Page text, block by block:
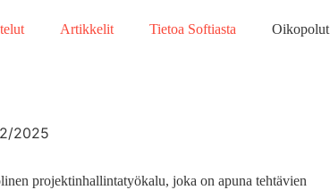
Artikkelit Tietoa Softiasta Oikopolut
2025
projektinhallintatyökalu, joka on apuna tehtävien